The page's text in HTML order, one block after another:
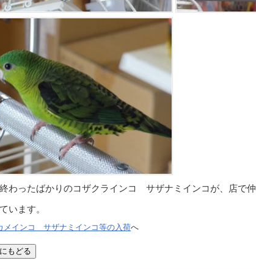
わったばかりのコザクラインコ サザナミインコが、店で仲
います。
メインコ サザナミインコ等の入荷へ